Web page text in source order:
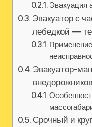
Эвакуация
Эвакуатор с
лебедкой —
Эвакуатор-
Срочный и